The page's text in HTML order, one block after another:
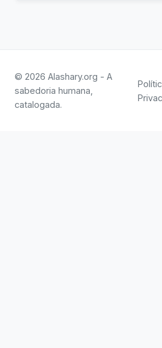
© 2026 Alashary.org - A
sabedoria humana,
catalogada.